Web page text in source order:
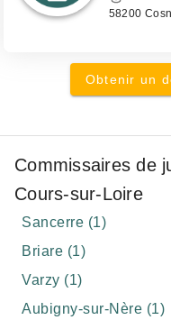
58200
Obtenir un
Commissaires de
Cours-sur-Loire
Sancerre (1)
Briare (1)
Varzy (1)
Aubigny-sur-Nère (1)